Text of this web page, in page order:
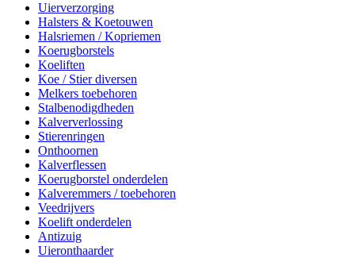
Uierverzorging
Halsters & Koetouwen
Halsriemen / Kopriemen
Koerugborstels
Koeliften
Koe / Stier diversen
Melkers toebehoren
Stalbenodigdheden
Kalververlossing
Stierenringen
Onthoornen
Kalverflessen
Koerugborstel onderdelen
Kalveremmers / toebehoren
Veedrijvers
Koelift onderdelen
Antizuig
Uieronthaarder